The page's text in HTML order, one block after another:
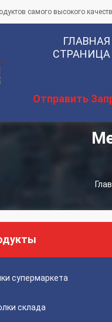
самого высокого
ГЛАВНАЯ
СТРАНИЦА
Отправить
супермаркета
склада